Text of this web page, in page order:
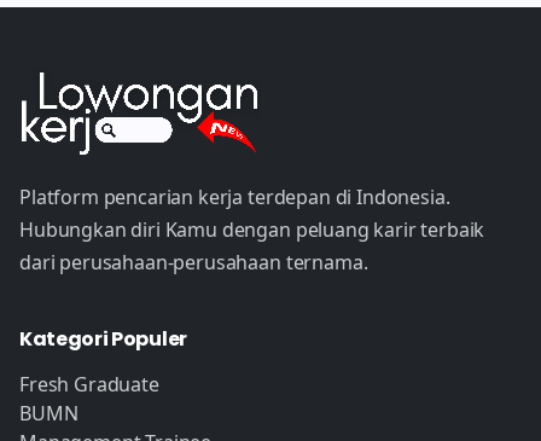
Platform pencarian kerja terdepan di Indonesia.
Hubungkan diri Kamu dengan peluang karir terbaik
dari perusahaan-perusahaan ternama.
Kategori Populer
Fresh Graduate
BUMN